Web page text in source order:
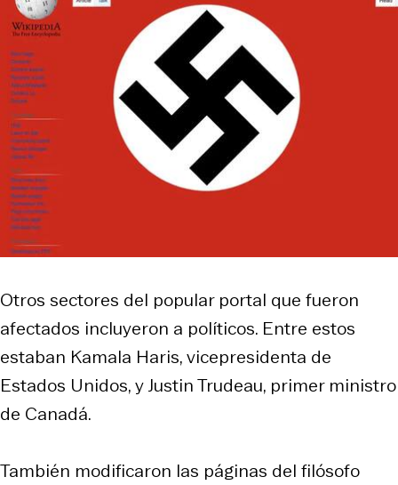
Otros sectores del popular portal que fueron
afectados incluyeron a políticos. Entre estos
estaban Kamala Haris, vicepresidenta de
Estados Unidos, y Justin Trudeau, primer ministro
de Canadá.
También modificaron las páginas del filósofo